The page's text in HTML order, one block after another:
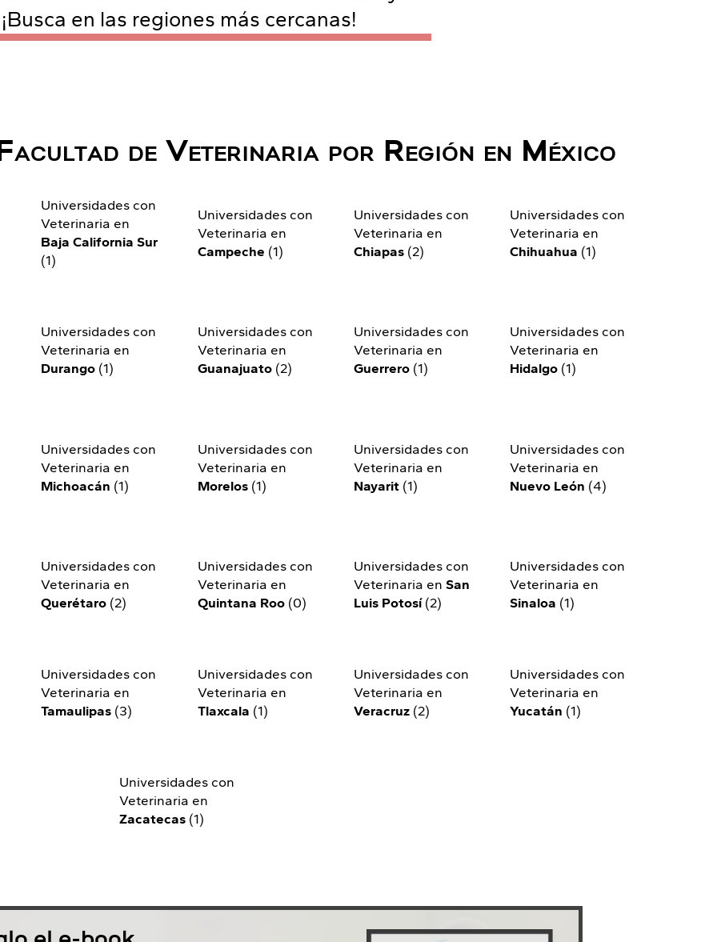
¡Busca en las regiones más cercanas!
de Veterinaria por Región en México
Universidades con
Veterinaria en
Baja California Sur
(1)
Universidades con
Veterinaria en
Campeche (1)
Universidades con
Veterinaria en
Chiapas(2)
Universidades con
Veterinaria en
Chihuahua (1)
Universidades con
Veterinaria en
Durango (1)
Universidades con
Veterinaria en
Guanajuato(2)
Universidades con
Veterinaria en
Guerrero(1)
Universidades con
Veterinaria en
Hidalgo(1)
Universidades con
Veterinaria en
Michoacán (1)
Universidades con
Veterinaria en
Morelos(1)
Universidades con
Veterinaria en
Nayarit(1)
Universidades con
Veterinaria en
Nuevo León (4)
Universidades con
Veterinaria en
Querétaro (2)
Universidades con
Veterinaria en
Quintana Roo(0)
Universidades con
Veterinaria en San
Luis Potosí(2)
Universidades con
Veterinaria en
Sinaloa (1)
Universidades con
Veterinaria en
Tamaulipas (3)
Universidades con
Veterinaria en
Tlaxcala (1)
Universidades con
Veterinaria en
Veracruz(2)
Universidades con
Veterinaria en
Yucatán (1)
Universidades con
Veterinaria en
Zacatecas (1)